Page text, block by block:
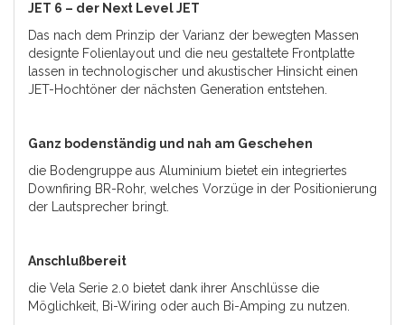
JET 6 – der Next Level JET
Das nach dem Prinzip der Varianz der bewegten Massen
designte Folienlayout und die neu gestaltete Frontplatte
lassen in technologischer und akustischer Hinsicht einen
JET-Hochtöner der nächsten Generation entstehen.
Ganz bodenständig und nah am Geschehen
die Bodengruppe aus Aluminium bietet ein integriertes
Downfiring BR-Rohr, welches Vorzüge in der Positionierung
der Lautsprecher bringt.
Anschlußbereit
die Vela Serie 2.0 bietet dank ihrer Anschlüsse die
Möglichkeit, Bi-Wiring oder auch Bi-Amping zu nutzen.